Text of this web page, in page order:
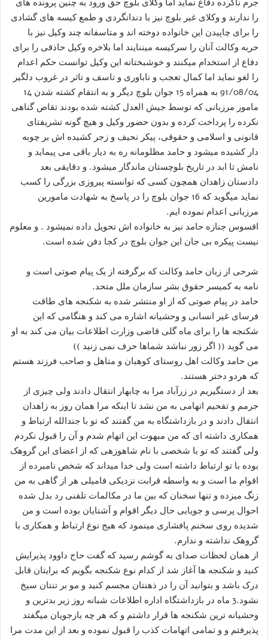
را ندارند و وکلای غیر بلوچ نیز با دندانگردی و طمع کیسه های گشادی
را برای چاپیدن این خانواده دوخته اند و متاسفانه چند وکیل نیز با
حربه وکالت آنان را سرکیسه میننایند اما بلاخره وکیل حاذقی را برای
دفاع از استخدام میکنند و خوشبختانه این وکیل توانست حکم اعدام
را لغو نماید اما کمال تعجب و ناباوری و تاسف و تاثر در غروب دلگیر
91/08/04 به همراه 15 جوان بلوچ دیگر و به انتقام کشته شدن 14
مامور مرزبانی که توسط جیش العدل کشته شده بودند تقاص گناهی
نکرده را پرداخت کرده و بدون حضور وکیل و هیچ گونه تشریفتای
قانونی و اسلامی و حقوقی، پیکر نحیف و زجر کشیده اش بر چوبه
دار کشیده میشود و حامد مظلومانه ره به دیار باقی می پیماید و
نامش تا ابد در تاریخ بلوچستان ماندگار میشود. و دقایقی بعد
دادستان زاهدان همچون کسی که توانسته پیروزی بزرگی را کسب
نماید میگوید که 16 جوان بلوچ را در پاسخ به شهادت مامورین
مرزبانی اعدام نموده ایم.
افسوس جنازه حامد نیز به خانواده اش تحویل داده نمیشود . و معلوم
نیست پیکره بی جان این جوان بلوچ در کجا دفن شده است.
شرحی از زبان حامد وکالت که برگرفته از یک پیام صوتی است و
نامه به کمیسر حقوق بشر سازمان ملل متحد.
حامد در پیام صوتی که از او منتشر شده ﺑﻪ ﺷﮑﻨﺠﻪ ﻫﺎﯼ ﻃﺎﻗﺖ
ﻓﺮﺳﺎﯼ ﻏﯿﺮ ﺍﻧﺴﺎﻧﯽ ﻭ ﻭﺣﺸﯿﺎﻧﻪ ﺍﺷﺎﺭﻩ ﻣﯽ ﮐﻨﺪ ﻭ ﻫﻨﮕﺎﻣﯽ ﮐﻪ ﺍﯾﻦ
ﺷﮑﻨﺠﻪ ﻫﺎ ﺭﺍ ﺑﺮﺍﯼ ﻣﺎﻩ ﮔﻠﯽ ﻗﺎﺿﯽ ﻭﺯﺍﺭﺕ ﺍﻃﻼﻋﺎﺕ ﺑﯿﺎﻥ ﻣﯽ ﮐﻨﺪ ﺑﻪ ﺍﻭ
ﻣﯽ ﮔﻮﯾﺪ ‏(( ﺍﮔﺮ ﺯﻭﺭ ﻧﺒﺎﺷﺪ ﺷﻤﺎﻫﺎ ﺣﺮﻑ ﻧﻤﯽ ﺯﻧﯿﺪ ))
من حامد وکالت اهل روستای کوهبان و متاهل و صاحب فرزند هستم
که هردو دختر هستند.
بعد از دستگیریم در زرآباد مرا به چابهار انتقال دادند ولی چیزی از
جرمم و تفحیم اتهامی به من نشد تا اینکه مرا همان روز به زاهدان
انتقال دادند و در بازداشتگاه به من گفتند که تو با جندالله ارتباط و
همکاری داشته ای که من مبهوت این اتهام شدم و آن را قبول نکردم
ولی گفتند که تو با شخصی با نام شاهوزهی که از اعضای این گروهک
بوده با تو ارتباط داشته است ولی خدا میداند که شخص نامبرده از
اقوام ما است و به واسطه قرابت نزدیکی فامیلی هر از گاهی به من
زنگ میزده و تنها سخنان که بین ما در مکالمات تلفنی رد بدل شده
احوال پرسی و جویایی حال دیگر اقوام و آشنایان بوده است و من
شدیده روی سخنم پافشاری مینمود که هیج نوع ارتباط و همکاری با
گروهک نداشته و ندارم.
از همان لحظات صدای به گوشم رسید که گفت حاج داوود پذیرایش
کنید و شکنجه ها آغاز شد از کدام نوع شکنجه بگویم که برایتان قابل
درک باشد و بتوانید آن را در ذهنتان مجسم کنید و مو بر تنتان سیخ
نشود.3 ماه در بازداشتگاه اداره اطلاعات شبانه روز زیر بدترین و
وحشیانه ترین شکنجه ها قرار داشتم و که هر چه بازجویان میگفتد
پذیرفتم و و تمامی اتهامات کذب را قبول نموده و بعد از این مدت مرا